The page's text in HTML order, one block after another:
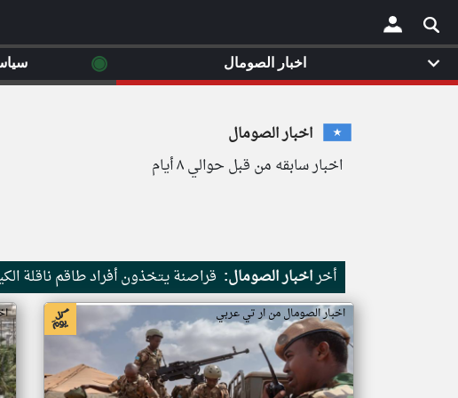
×
اخبار الصومال
اخبار سابقه من قبل حوالي ٨ أيام
أخراخبار الصومال: قراصنة يتخذون أفراد طاقم ناقلة
اخبار الصومال من ار تي عربي
اخبار الصومال ◉